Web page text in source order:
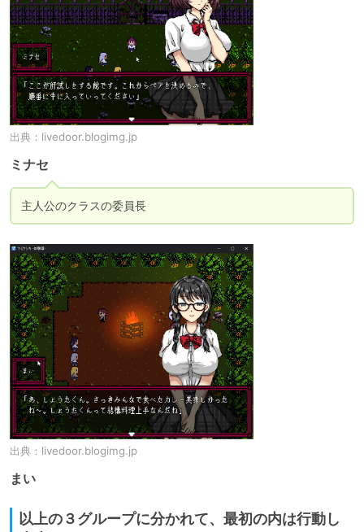
出典： livedoor.blogimg.jp
ミナセ
主人公のクラスの委員長
出典： livedoor.blogimg.jp
まい
以上の３グループに分かれて、最初の内は行動し